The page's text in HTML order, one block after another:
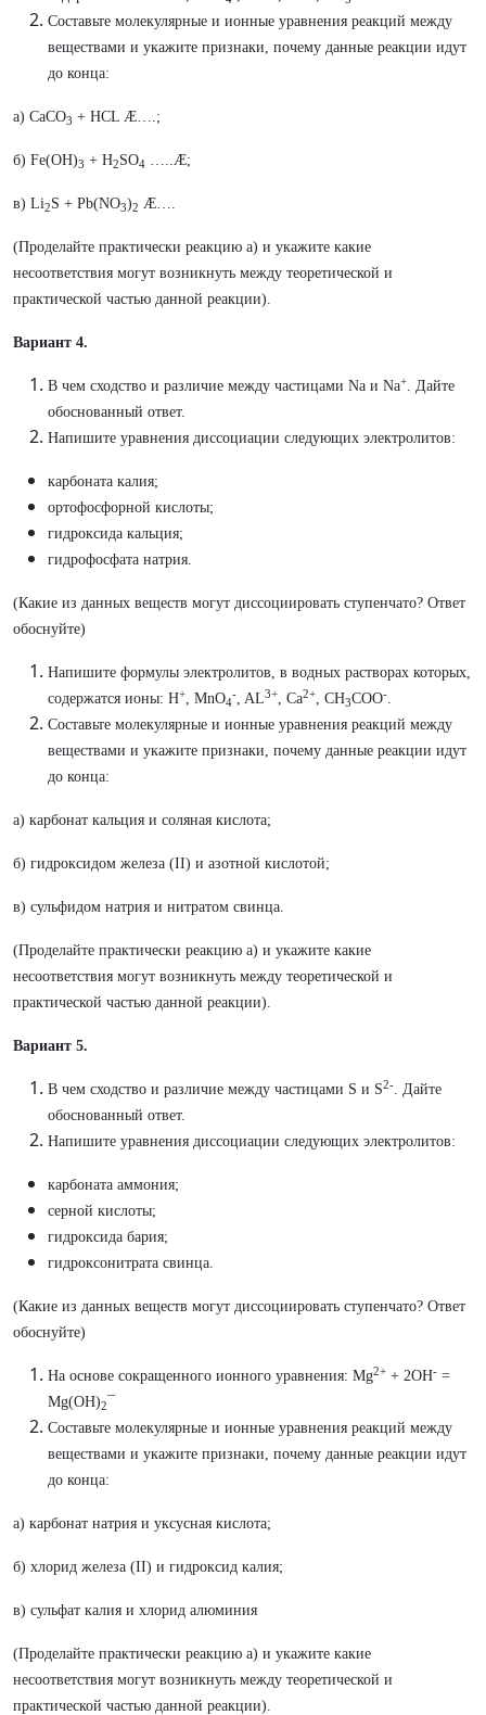
Составьте молекулярные и ионные уравнения реакций между
веществами и укажите признаки, почему данные реакции идут
до конца:
а) CaCO3 + HCL Æ….;
б) Fe(OH)3 + H2SO4 …..Æ;
в) Li2S + Pb(NO3)2 Æ….
(Проделайте практически реакцию а) и укажите какие
несоответствия могут возникнуть между теоретической и
практической частью данной реакции).
Вариант 4.
В чем сходство и различие между частицами Na и Na+. Дайте
обоснованный ответ.
Напишите уравнения диссоциации следующих электролитов:
карбоната калия;
ортофосфорной кислоты;
гидроксида кальция;
гидрофосфата натрия.
(Какие из данных веществ могут диссоциировать ступенчато? Ответ
обоснуйте)
Напишите формулы электролитов, в водных растворах которых,
содержатся ионы: H+, MnO4
-, AL3+, Ca2+, CH3COO-.
Составьте молекулярные и ионные уравнения реакций между
веществами и укажите признаки, почему данные реакции идут
до конца:
а) карбонат кальция и соляная кислота;
б) гидроксидом железа (II) и азотной кислотой;
в) сульфидом натрия и нитратом свинца.
(Проделайте практически реакцию а) и укажите какие
несоответствия могут возникнуть между теоретической и
практической частью данной реакции).
Вариант 5.
В чем сходство и различие между частицами S и S2-. Дайте
обоснованный ответ.
Напишите уравнения диссоциации следующих электролитов:
карбоната аммония;
серной кислоты;
гидроксида бария;
гидроксонитрата свинца.
(Какие из данных веществ могут диссоциировать ступенчато? Ответ
обоснуйте)
На основе сокращенного ионного уравнения: Mg2+ + 2OН- =
Mg(OH)2
Составьте молекулярные и ионные уравнения реакций между
веществами и укажите признаки, почему данные реакции идут
до конца:
а) карбонат натрия и уксусная кислота;
б) хлорид железа (II) и гидроксид калия;
в) сульфат калия и хлорид алюминия
(Проделайте практически реакцию а) и укажите какие
несоответствия могут возникнуть между теоретической и
практической частью данной реакции).